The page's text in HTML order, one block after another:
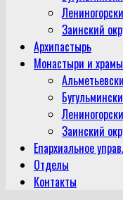
Заинский
Архипастырь
Монастыри и храмы
Заинский
Епархиальное
Отделы
Контакты